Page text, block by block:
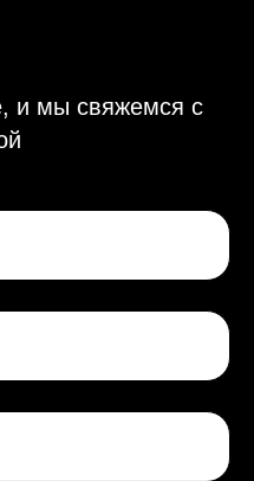
и мы свяжемся с